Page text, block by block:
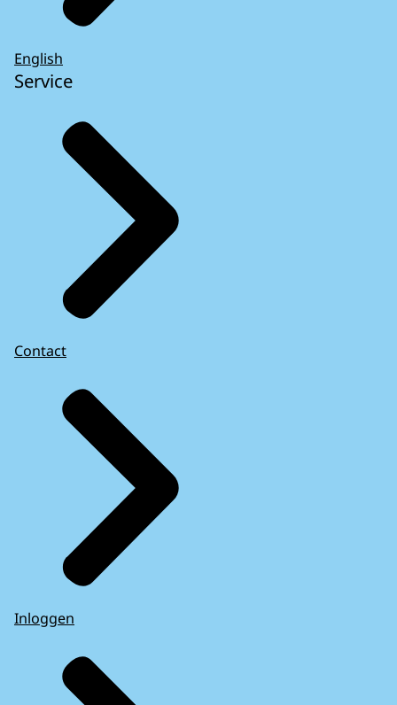
English
Service
Contact
Inloggen